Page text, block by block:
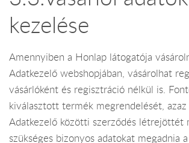
kezelése
Amennyiben a Honlap látogatója
Adatkezelő webshopjában, vásárolhat
vásárlóként és regisztráció nélkül is.
kiválasztott termék megrendelését, azaz
Adatkezelő közötti szerződés létrejöttét
szükséges bizonyos adatokat megadnia